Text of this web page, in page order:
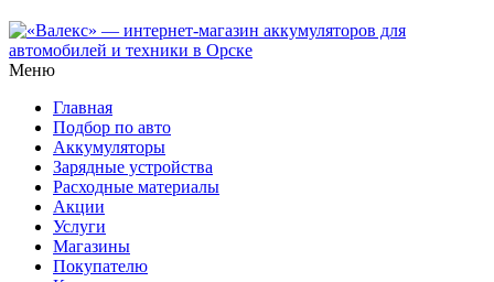
Меню
Главная
Подбор по авто
Аккумуляторы
Зарядные устройства
Расходные материалы
Акции
Услуги
Магазины
Покупателю